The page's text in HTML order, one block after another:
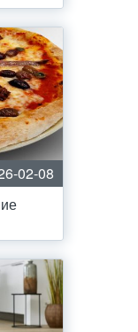
02-08